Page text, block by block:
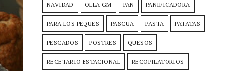
NAVIDAD OLLA GM PAN PANIFICADORA
PARA LOS PEQUES PASCUA PASTA PATATAS
PESCADOS POSTRES QUESOS
RECETARIO ESTACIONAL RECOPILATORIOS